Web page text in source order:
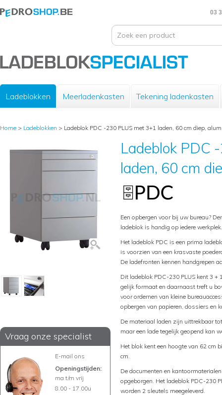
03
Ladeblokken Meerladenkasten Tekening ladenkasten
Home > Ladeblokken > Ladeblok PDC -230 PLUS met 3+1 laden, 60 cm diep,
Vraag onze specialist
E-mail ons
Openingstijden:
ma t/m vrij
8.00 - 17.00u
Ladeblok PDC
laden, 60 cm
Een opbergen voor bij uw bureau?
ladeblok is handig op iedere werkplek.
Het ladeblok PDC is een prima
is voorzien van een krasvaste
De ladefronten kennen handgrepen
Dit ladeblok PDC-230 PLUS kent 3
gelijk formaat en daarnaast treft u
voor ordernen van kleine
opbergen van papieren, dossiers en
De materiaal laden zijn uittrekbaar
maar een lade tegelijk geopend kan
Het blok kent een hoogte van 62 cm
cm.
De documenten en
opgeborgen. Het ladeblok PDC-230
worden 2 sleutels meegeleverd.